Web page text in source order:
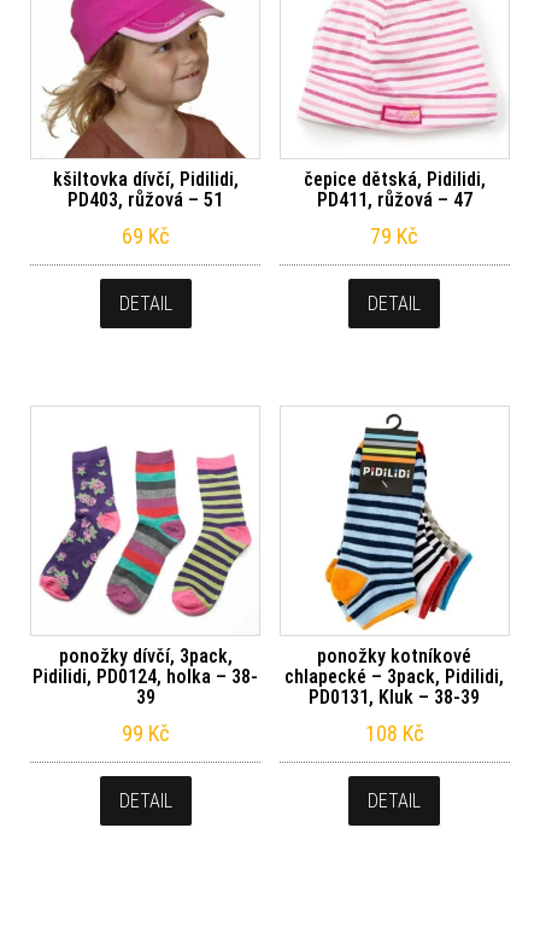
kšiltovka dívčí, Pidilidi,
PD403, růžová – 51
69 Kč
DETAIL
čepice dětská, Pidilidi,
PD411, růžová – 47
79 Kč
DETAIL
ponožky dívčí, 3pack,
Pidilidi, PD0124, holka – 38-
39
99 Kč
DETAIL
ponožky kotníkové
chlapecké – 3pack, Pidilidi,
PD0131, Kluk – 38-39
108 Kč
DETAIL